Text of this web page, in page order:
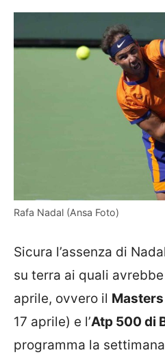
Rafa Nadal (Ansa Foto)
Sicura l’assenza di
su terra ai quali
aprile, ovvero il
17 aprile) e l’Atp 500 di
programma la